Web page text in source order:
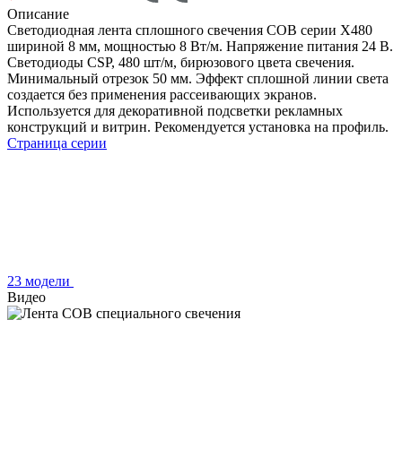
Описание
Светодиодная лента сплошного свечения COB серии X480
шириной 8 мм, мощностью 8 Вт/м. Напряжение питания 24 В.
Светодиоды CSP, 480 шт/м, бирюзового цвета свечения.
Минимальный отрезок 50 мм. Эффект сплошной линии света
создается без применения рассеивающих экранов.
Используется для декоративной подсветки рекламных
конструкций и витрин. Рекомендуется установка на профиль.
Страница серии
23 модели
Видео